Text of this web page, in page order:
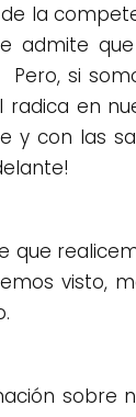
la
admite
si
en
y con las
que
visto,
sobre